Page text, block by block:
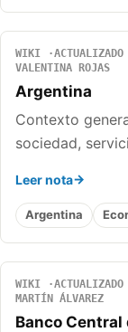
WIKI
VALENTINA ROJAS
Argentina
Contexto
sociedad,
Leer nota
Argentina
WIKI
MARTÍN ÁLVAREZ
Banco Central